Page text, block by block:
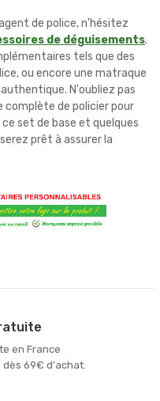
de police, n'hésitez
de déguisements.
tels que des
ou encore une matraque
N'oubliez pas
complète de policier pour
set de base et quelques
prêt à assurer la
en France
69€ d'achat.